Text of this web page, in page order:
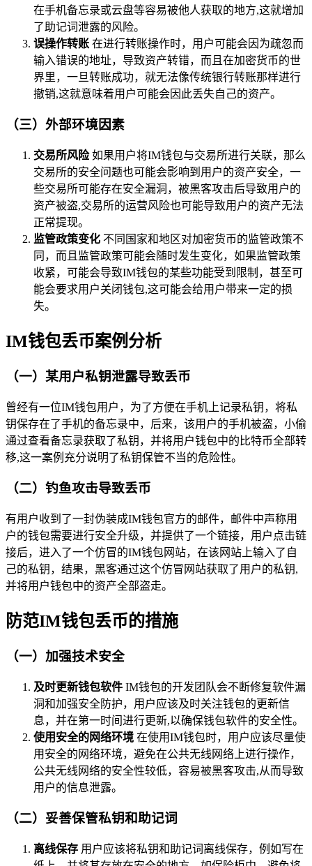
在手机备忘录或云盘等容易被他人获取的地方,这就增加
了助记词泄露的风险。
误操作转账 在进行转账操作时，用户可能会因为疏忽而
输入错误的地址，导致资产转错，而且在加密货币的世
界里，一旦转账成功，就无法像传统银行转账那样进行
撤销,这就意味着用户可能会因此丢失自己的资产。
（三）外部环境因素
交易所风险如果用户将IM钱包与交易所进行关联，那么
交易所的安全问题也可能会影响到用户的资产安全，一
些交易所可能存在安全漏洞，被黑客攻击后导致用户的
资产被盗,交易所的运营风险也可能导致用户的资产无法
正常提现。
监管政策变化 不同国家和地区对加密货币的监管政策不
同，而且监管政策可能会随时发生变化，如果监管政策
收紧，可能会导致IM钱包的某些功能受到限制，甚至可
能会要求用户关闭钱包,这可能会给用户带来一定的损
失。
IM钱包丢币案例分析
（一）某用户私钥泄露导致丢币
曾经有一位IM钱包用户，为了方便在手机上记录私钥，将私
钥保存在了手机的备忘录中，后来，该用户的手机被盗，小偷
通过查看备忘录获取了私钥，并将用户钱包中的比特币全部转
移,这一案例充分说明了私钥保管不当的危险性。
（二）钓鱼攻击导致丢币
有用户收到了一封伪装成IM钱包官方的邮件，邮件中声称用
户的钱包需要进行安全升级，并提供了一个链接，用户点击链
接后，进入了一个仿冒的IM钱包网站，在该网站上输入了自
己的私钥，结果，黑客通过这个仿冒网站获取了用户的私钥,
并将用户钱包中的资产全部盗走。
防范IM钱包丢币的措施
（一）加强技术安全
及时更新钱包软件 IM钱包的开发团队会不断修复软件漏
洞和加强安全防护，用户应该及时关注钱包的更新信
息，并在第一时间进行更新,以确保钱包软件的安全性。
使用安全的网络环境 在使用IM钱包时，用户应该尽量使
用安全的网络环境，避免在公共无线网络上进行操作，
公共无线网络的安全性较低，容易被黑客攻击,从而导致
用户的信息泄露。
（二）妥善保管私钥和助记词
离线保存 用户应该将私钥和助记词离线保存，例如写在